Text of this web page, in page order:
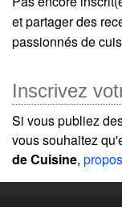
et partager des
passionnés de
Inscrivez
Si vous publiez
vous souhaitez
de Cuisine,